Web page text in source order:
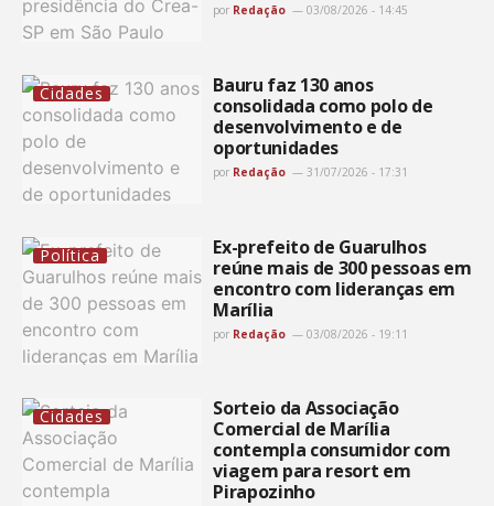
por Redação 03/08/2026 - 14:45
Cidades
Bauru faz 130 anos
consolidada como polo de
desenvolvimento e de
oportunidades
por Redação 31/07/2026 - 17:31
Política
Ex-prefeito de Guarulhos
reúne mais de 300 pessoas em
encontro com lideranças em
Marília
por Redação 03/08/2026 - 19:11
Cidades
Sorteio da Associação
Comercial de Marília
contempla consumidor com
viagem para resort em
Pirapozinho